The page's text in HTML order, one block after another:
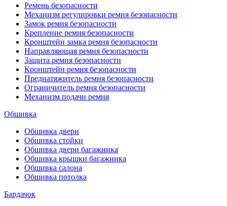
Ремень безопасности
Механизм регулировки ремня безопасности
Замок ремня безопасности
Крепление ремня безопасности
Кронштейн замка ремня безопасности
Направляющая ремня безопасности
Защита ремня безопасности
Кронштейн ремня безопасности
Преднатяжитель ремня безопасности
Ограничитель ремня безопасности
Механизм подачи ремня
Обшивка
Обшивка двери
Обшивка стойки
Обшивка двери багажника
Обшивка крышки багажника
Обшивка салона
Обшивка потолка
Бардачок